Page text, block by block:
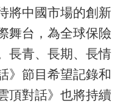
將中國市場的創新
舞台，為全球保險
長青、長期、長情
》節目希望記錄和
頂對話》也將持續